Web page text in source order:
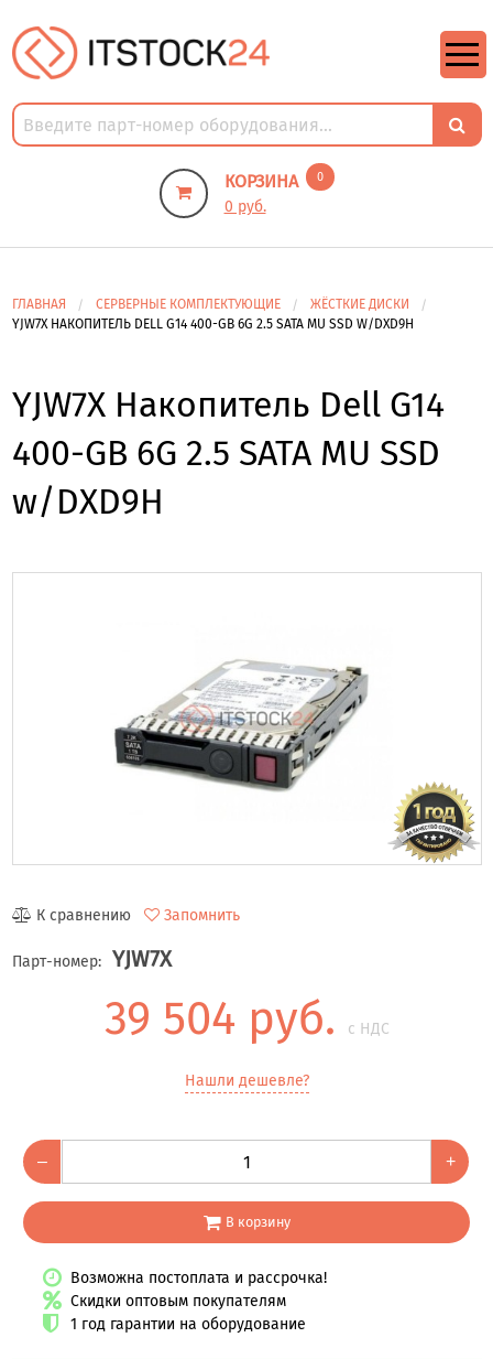
КОРЗИНА 0
0 руб.
ГЛАВНАЯ СЕРВЕРНЫЕ КОМПЛЕКТУЮЩИЕ
ЖЁСТКИЕ ДИСКИ
YJW7X НАКОПИТЕЛЬ DELL G14 400-GB 6G 2.5 SATA MU SSD W/DXD9H
YJW7X Накопитель Dell G14
400-GB 6G 2.5 SATA MU SSD
w/DXD9H
К сравнению Запомнить
Парт-номер: YJW7X
39 504 руб. с НДС
Нашли дешевле?
– +
В корзину
Возможна постоплата и рассрочка!
Скидки оптовым покупателям
1 год гарантии на оборудование